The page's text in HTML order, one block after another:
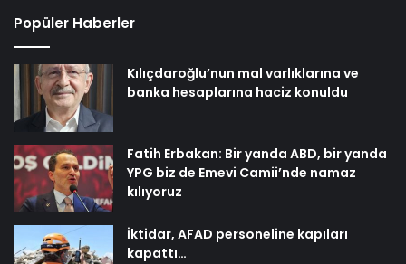
Popüler Haberler
Kılıçdaroğlu’nun mal varlıklarına ve
banka hesaplarına haciz konuldu
Fatih Erbakan: Bir yanda ABD, bir yanda
YPG biz de Emevi Camii’nde namaz
kılıyoruz
İktidar, AFAD personeline kapıları
kapattı…